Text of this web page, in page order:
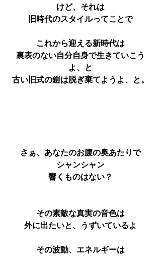
けど、それは
旧時代のスタイルってことで
これから迎える新時代は
裏表のない自分自身で生きていこう
よ、と
古い旧式の鎧は脱ぎ棄てようよ、と。
さぁ、あなたのお腹の奥あたりで
シャンシャン
響くものはない？
その素敵な真実の音色は
外に出たいと、うずいているよ
その波動、エネルギーは